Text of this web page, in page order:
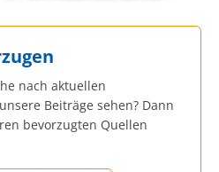
nach aktuellen
Beiträge sehen? Dann
bevorzugten Quellen